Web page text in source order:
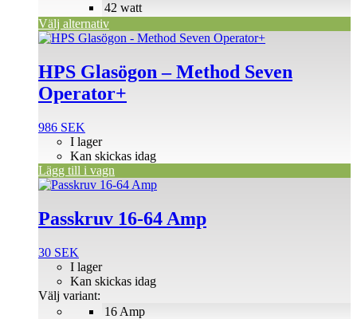
42 watt
Välj alternativ
på
produktsidan
HPS Glasögon – Method Seven
Operator+
986 SEK
I lager
Kan skickas idag
Lägg till i vagn
Passkruv 16-64 Amp
30 SEK
16 Amp
I lager
Kan skickas idag
Välj variant:
Den
produkten
har
varianter.
olika
alternativen